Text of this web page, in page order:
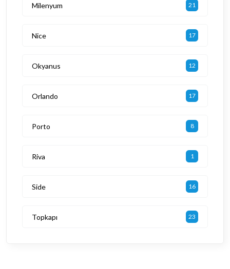
Milenyum 21
Nice 17
Okyanus 12
Orlando 17
Porto 8
Riva 1
Side 16
Topkapı 23